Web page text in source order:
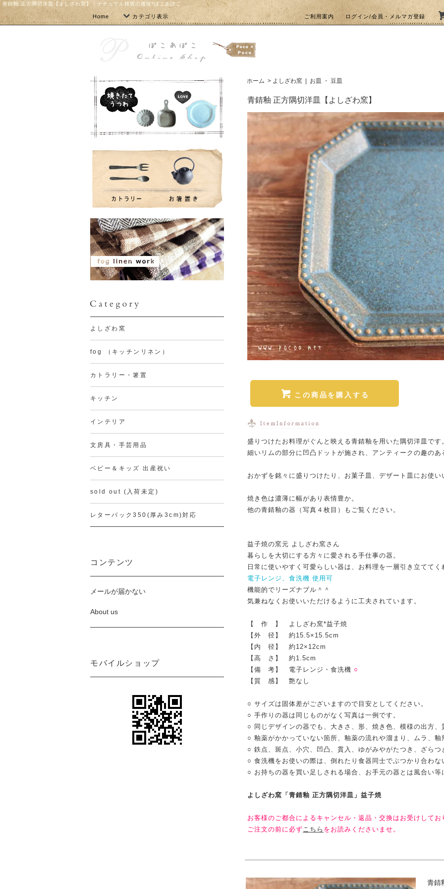
青錆釉 正方隅切洋皿【よしざわ窯】｜ナチュラル雑貨の通販*ぽこあぽこ
Home カテゴリ表示 ご利用案内 ログイン/会員・メルマガ登録
ホーム > よしざわ窯 お皿 ・ 豆皿
青錆釉 正方隅切洋皿【よしざわ窯】
この商品を購入する
盛りつけたお料理がぐんと映える青錆釉を用いた隅切洋皿です
細いリムの部分に凹凸ドットが施され、アンティークの趣のあ
おかずを銘々に盛りつけたり、お菓子皿、デザート皿にお使
焼き色は濃薄に幅があり表情豊か。
他の青錆釉の器（写真４枚目）もご覧ください。
益子焼の窯元 よしざわ窯さん
暮らしを大切にする方々に愛される手仕事の器。
日常に使いやすく可愛らしい器は、お料理を一層引き立ててく
電子レンジ、食洗機 使用可
機能的でリーズナブル＾＾
気兼ねなくお使いいただけるように工夫されています。
【 作 】 よしざわ窯*益子焼
【外 径】 約15.5×15.5cm
【内 径】 約12×12cm
【高 さ】 約1.5cm
【備 考】 電子レンジ・食洗機 ○
【質 感】 艶なし
○ サイズは固体差がございますので目安としてください。
○ 手作りの器は同じものがなく写真は一例です。
○ 同じデザインの器でも、大きさ、形、焼き色、模様の出方
○ 釉薬がかかっていない箇所、釉薬の流れや溜まり、ムラ、
○ 鉄点、斑点、小穴、凹凸、貫入、ゆがみやがたつき、ざら
○ 食洗機をお使いの際は、倒れたり食器同士でぶつかり合わ
○ お持ちの器を買い足しされる場合、お手元の器とは風合い
よしざわ窯「青錆釉 正方隅切洋皿」益子焼
お客様のご都合によるキャンセル・返品・交換はお受けしてお
ご注文の前に必ずこちら をお読みくださいませ。
青錆
よしざわ窯
fog （キッチンリネン）
カトラリー・箸置
キッチン
インテリア
文房具・手芸用品
ベビー＆キッズ 出産祝い
sold out (入荷未定)
レターパック350(厚み3cm)対応
コンテンツ
メールが届かない
About us
モバイルショップ